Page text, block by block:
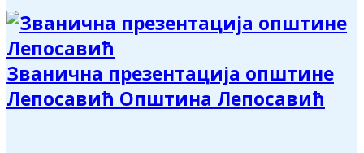
Званична презентација општине
Лепосавић Општина Лепосавић